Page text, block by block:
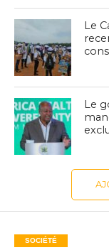
Le
Le
SOCIÉTÉ